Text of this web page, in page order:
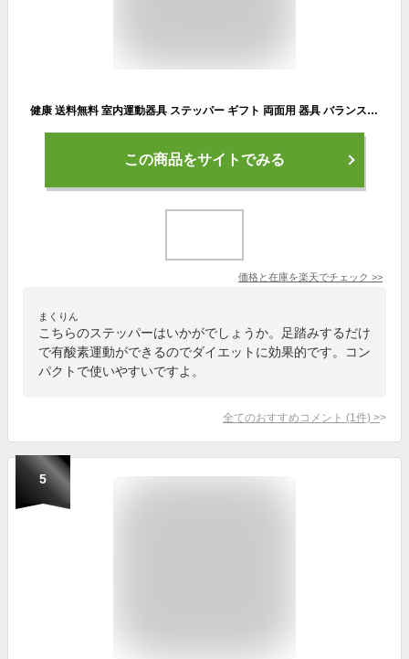
健康 送料無料 室内運動器具 ステッパー ギフト 両面用 器具 バランス 有酸素運動 小型 ウォーキングマシン ダイエット器具 健康ステッパー 静音 エクササイズ フィットネス 腹筋 トレーニング 静音 プレゼント 足踏み 引き締め ウエスト 運動
この商品をサイトでみる
価格と在庫を楽天でチェック >>
まくりん
こちらのステッパーはいかがでしょうか。足踏みするだけ
で有酸素運動ができるのでダイエットに効果的です。コン
パクトで使いやすいですよ。
全てのおすすめコメント (1 件) >
5